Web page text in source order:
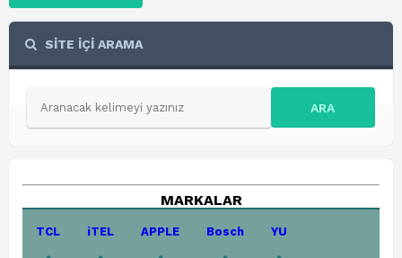
SİTE İÇİ ARAMA
ARA
MARKALAR
TCL iTEL APPLE Bosch YU